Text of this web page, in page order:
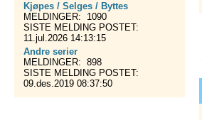
Kjøpes / Selges / Byttes
MELDINGER: 1090
SISTE MELDING POSTET:
11.jul.2026 14:13:15
Andre serier
MELDINGER: 898
SISTE MELDING POSTET:
09.des.2019 08:37:50